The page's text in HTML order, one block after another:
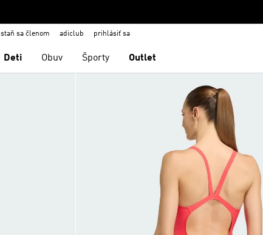
staň sa členom adiclub prihlásiť sa
Deti Obuv Športy Outlet